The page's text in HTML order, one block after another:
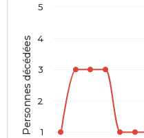
Personnes décédées 1
2
3
4
5